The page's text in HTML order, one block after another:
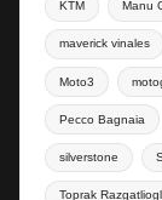
KTM Manu
maverick vinales
Moto3
Pecco Bagnaia
silverstone
Toprak